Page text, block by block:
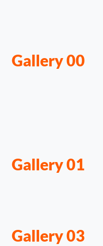
Gallery 00
Gallery 01
Gallery 03